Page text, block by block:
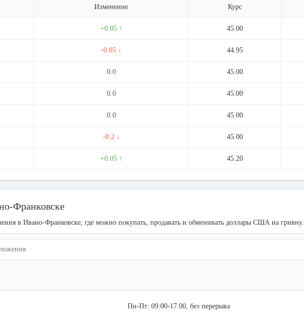
Изменение Курс
+0.05 ↑ 45.00
-0.05 ↓ 44.95
0.0 45.00
0.0 45.00
0.0 45.00
-0.2 ↓ 45.00
+0.05 ↑ 45.20
Франковске
в Ивано-Франковске, где можно покупать, продавать и обменивать доллары США на гривну.
Пн-Пт: 09:00-17:00, без перерыва